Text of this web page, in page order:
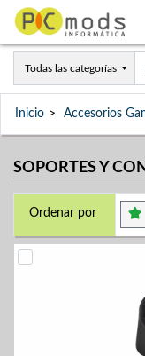
Todas las categorías
Inicio Accesorios
SOPORTES Y
Ordenar por